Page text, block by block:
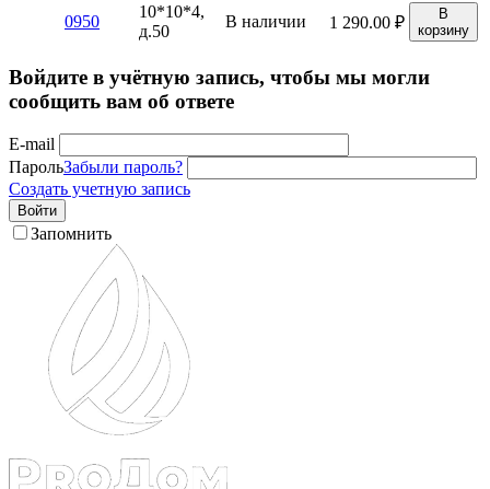
0950
10*10*4,
д.50
В наличии 1 290.00 ₽
В
корзину
Войдите в учётную запись, чтобы мы могли
сообщить вам об ответе
E-mail
ПарольЗабыли пароль?
Создать учетную запись
Войти
Запомнить